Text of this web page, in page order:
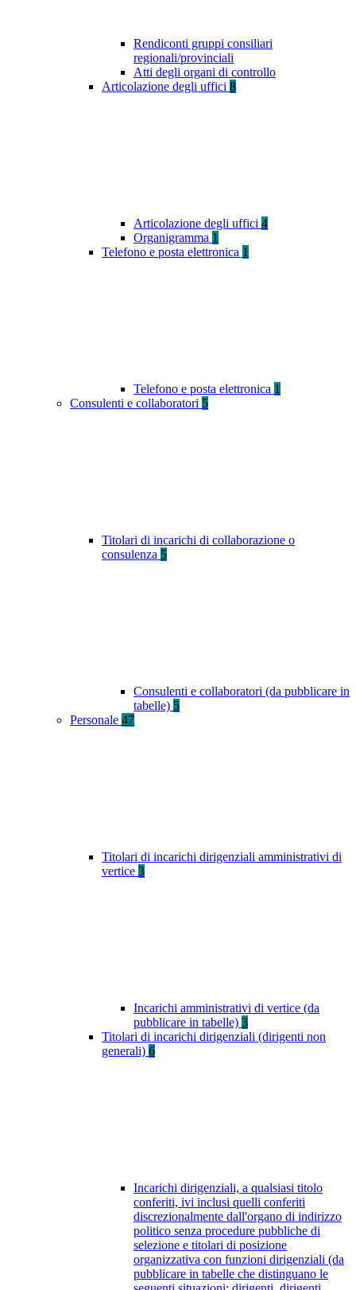
Rendiconti gruppi consiliari
regionali/provinciali
Atti degli organi di controllo
Articolazione degli uffici 8
Articolazione degli uffici 4
Organigramma 1
Telefono e posta elettronica 1
Telefono e posta elettronica 1
Consulenti e collaboratori 5
Titolari di incarichi di collaborazione o
consulenza 5
Consulenti e collaboratori (da pubblicare in
tabelle) 5
Personale 47
Titolari di incarichi dirigenziali amministrativi di
vertice 3
Incarichi amministrativi di vertice (da
pubblicare in tabelle) 3
Titolari di incarichi dirigenziali (dirigenti non
generali) 6
Incarichi dirigenziali, a qualsiasi titolo
conferiti, ivi inclusi quelli conferiti
discrezionalmente dall'organo di indirizzo
politico senza procedure pubbliche di
selezione e titolari di posizione
organizzativa con funzioni dirigenziali (da
pubblicare in tabelle che distinguano le